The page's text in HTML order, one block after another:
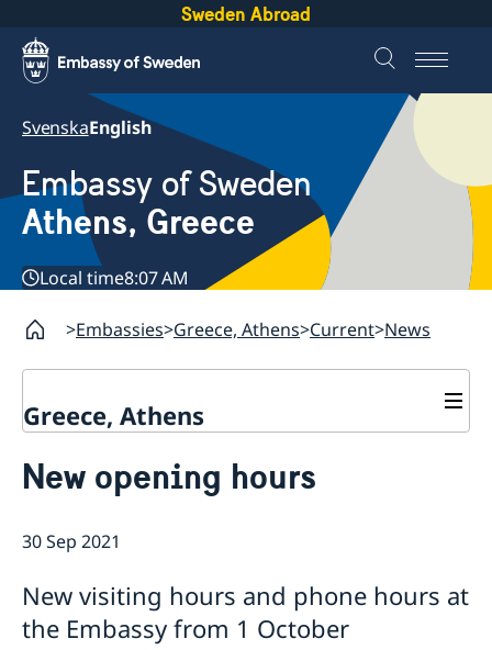
Sweden Abroad
SvenskaEnglish
Embassy of Sweden
Athens, Greece
Local time8:07 AM
Embassies Greece, Athens Current News
Greece, Athens
About us
Available position
News
Changed administrative procedure for paper
applications
ACEO-speech
New opening hours
30 Sep 2021
New visiting hours and phone hours at
the Embassy from 1 October